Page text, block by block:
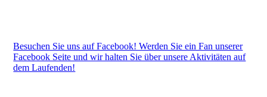
Besuchen Sie uns auf Facebook! Werden Sie ein Fan unserer
Facebook Seite und wir halten Sie über unsere Aktivitäten auf
dem Laufenden!